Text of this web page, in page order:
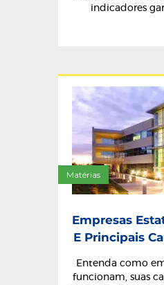
indicadores
Matérias
Empresas
E Principais
Entenda como
funcionam, suas